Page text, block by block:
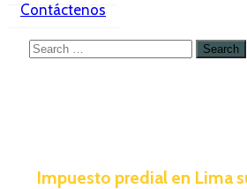
Contáctenos
Impuesto predial en Lima